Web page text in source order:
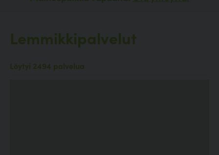
Lemmikkipalvelut
Löytyi 2494 palvelua